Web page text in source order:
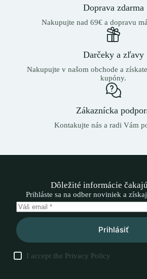
Doprava zdarma
Nakupujte nad 69€ a dopravu
Darčeky a zľavy
Nakupujte v našom obchode a
kupóny.
Zákaznícka
Kontakujte nás a radi Vám
Dôležité informácie
Prihláste sa na odber noviniek a
Prihlásiť
I accept the Privacy Policy